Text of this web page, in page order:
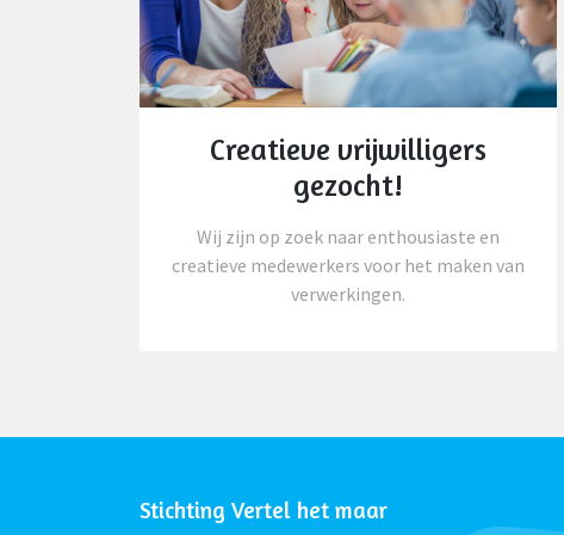
Creatieve vrijwilligers
gezocht!
Wij zijn op zoek naar enthousiaste en
creatieve medewerkers voor het maken van
verwerkingen.
Stichting Vertel het maar